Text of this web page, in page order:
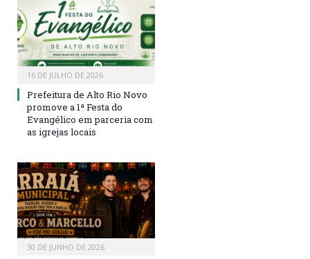
16 DE JULHO DE 2026
Prefeitura de Alto Rio Novo
promove a 1ª Festa do
Evangélico em parceria com
as igrejas locais
30 DE JUNHO DE 2026